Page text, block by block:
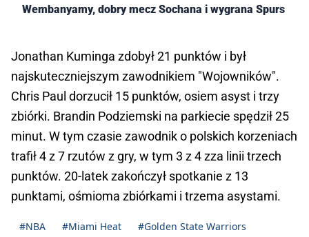
Wembanyamy, dobry mecz Sochana i wygrana Spurs
Jonathan Kuminga zdobył 21 punktów i był
najskuteczniejszym zawodnikiem "Wojowników".
Chris Paul dorzucił 15 punktów, osiem asyst i trzy
zbiórki. Brandin Podziemski na parkiecie spędził 25
minut. W tym czasie zawodnik o polskich korzeniach
trafił 4 z 7 rzutów z gry, w tym 3 z 4 zza linii trzech
punktów. 20-latek zakończył spotkanie z 13
punktami, ośmioma zbiórkami i trzema asystami.
#NBA #Miami Heat #Golden State Warriors